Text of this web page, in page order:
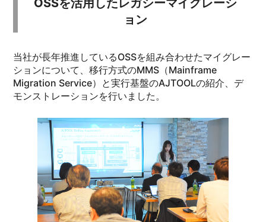
OSSを活用したレガシーマイグレーシ
ョン
当社が長年推進しているOSSを組み合わせたマイグレー
ションについて、移行方式のMMS（Mainframe
Migration Service）と実行基盤のAJTOOLの紹介、デ
モンストレーションを行いました。